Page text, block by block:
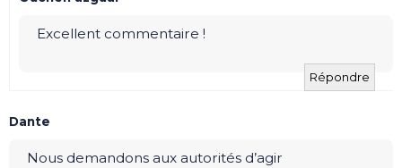
Excellent commentaire !
Répondre
Dante
Nous demandons aux autorités d’agir